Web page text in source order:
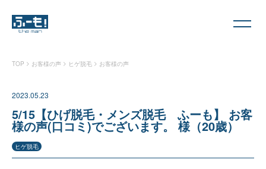
TOP > お客様の声 > ヒゲ脱毛 > お客様の声
2023.05.23
5/15【ひげ脱毛・メンズ脱毛 ふーも】 お客
様の声(口コミ)でございます。 様（20歳）
ヒゲ脱毛